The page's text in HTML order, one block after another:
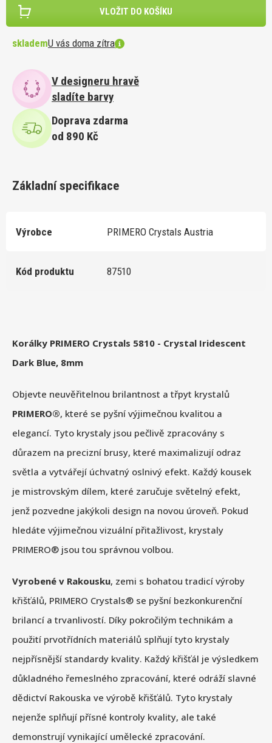
VLOŽIT DO KOŠÍKU
sklademU vás doma zítra
V designeru hravě
sladíte barvy
Doprava zdarma
od 890 Kč
Korálky PRIMERO Crystals 5810 - Crystal Iridescent
Dark Blue, 8mm
Objevte neuvěřitelnou brilantnost a třpyt krystalů
PRIMERO®, které se pyšní výjimečnou kvalitou a
elegancí. Tyto krystaly jsou pečlivě zpracovány s
důrazem na precizní brusy, které maximalizují odraz
světla a vytvářejí úchvatný oslnivý efekt. Každý kousek
je mistrovským dílem, které zaručuje světelný efekt,
jenž pozvedne jakýkoli design na novou úroveň. Pokud
hledáte výjimečnou vizuální přitažlivost, krystaly
PRIMERO® jsou tou správnou volbou.
Vyrobené v Rakousku, zemi s bohatou tradicí výroby
křišťálů, PRIMERO Crystals® se pyšní bezkonkurenční
brilancí a trvanlivostí. Díky pokročilým technikám a
použití prvotřídních materiálů splňují tyto krystaly
nejpřísnější standardy kvality. Každý křišťál je výsledkem
důkladného řemeslného zpracování, které odráží slavné
dědictví Rakouska ve výrobě křišťálů. Tyto krystaly
nejenže splňují přísné kontroly kvality, ale také
demonstrují vynikající umělecké zpracování.
Základní specifikace
Výrobce PRIMERO Crystals Austria
Kód produktu 87510